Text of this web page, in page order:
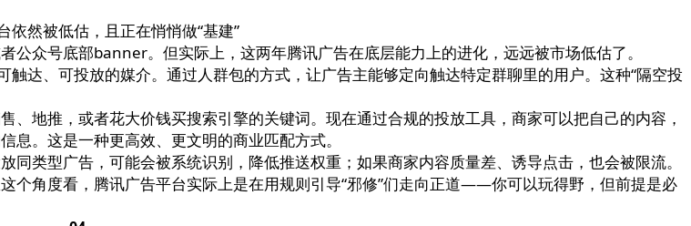
依然被低估，且正在悄悄做“基建”
众号底部banner。但实际上，这两年腾讯广告在底层能力上的进化，远远被市场低估了。
达、可投放的媒介。通过人群包的方式，让广告主能够定向触达特定群聊里的用户。这种“隔空投
地推，或者花大价钱买搜索引擎的关键词。现在通过合规的投放工具，商家可以把自己的内容，
。这是一种更高效、更文明的商业匹配方式。
类型广告，可能会被系统识别，降低推送权重；如果商家内容质量差、诱导点击，也会被限流。
个角度看，腾讯广告平台实际上是在用规则引导“邪修”们走向正道——你可以玩得野，但前提是必